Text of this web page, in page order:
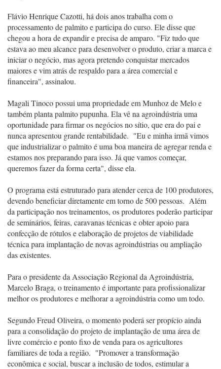
Flávio Henrique Cazotti, há dois anos trabalha com o
processamento de palmito e participa do curso. Ele disse que
chegou a hora de expandir e precisa de amparo. "Fiz tudo que
estava ao meu alcance para desenvolver o produto, criar a marca e
iniciar o negócio, mas agora pretendo conquistar mercados
maiores e vim atrás de respaldo para a área comercial e
financeira", assinalou.
Magali Tinoco possui uma propriedade em Munhoz de Melo e
também planta palmito pupunha. Ela vê na agroindústria uma
oportunidade para firmar os negócios no sítio, que era do pai e
nunca apresentou grande rentabilidade. "Eu e minha irmã vimos
que industrializar o palmito é uma boa maneira de agregar renda e
estamos nos preparando para isso. Já que vamos começar,
queremos fazer da forma certa", disse ela.
O programa está estruturado para atender cerca de 100 produtores,
devendo beneficiar diretamente em torno de 500 pessoas. Além
da participação nos treinamentos, os produtores poderão participar
de seminários, feiras, caravanas técnicas e obter apoio para
confecção de rótulos e elaboração de projetos de viabilidade
técnica para implantação de novas agroindústrias ou ampliação
das existentes.
Para o presidente da Associação Regional da Agroindústria,
Marcelo Braga, o treinamento é importante para profissionalizar
melhor os produtores e melhorar a agroindústria como um todo.
Segundo Freud Oliveira, o momento poderá ser propício ainda
para a consolidação do projeto de implantação de uma área de
livre comércio e ponto fixo de venda para os agricultores
familiares de toda a região. "Promover a transformação
econômica e social, buscar a inclusão de todos, estimular a